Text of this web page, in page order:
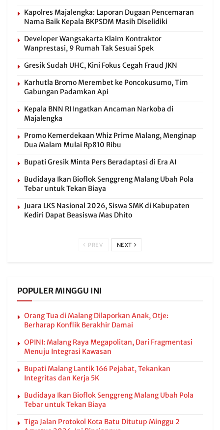
Kapolres Majalengka: Laporan Dugaan Pencemaran
Nama Baik Kepala BKPSDM Masih Diselidiki
Developer Wangsakarta Klaim Kontraktor
Wanprestasi, 9 Rumah Tak Sesuai Spek
Gresik Sudah UHC, Kini Fokus Cegah Fraud JKN
Karhutla Bromo Merembet ke Poncokusumo, Tim
Gabungan Padamkan Api
Kepala BNN RI Ingatkan Ancaman Narkoba di
Majalengka
Promo Kemerdekaan Whiz Prime Malang, Menginap
Dua Malam Mulai Rp810 Ribu
Bupati Gresik Minta Pers Beradaptasi di Era AI
Budidaya Ikan Bioflok Senggreng Malang Ubah Pola
Tebar untuk Tekan Biaya
Juara LKS Nasional 2026, Siswa SMK di Kabupaten
Kediri Dapat Beasiswa Mas Dhito
PREV NEXT
POPULER MINGGU INI
Orang Tua di Malang Dilaporkan Anak, Otje:
Berharap Konflik Berakhir Damai
OPINI: Malang Raya Megapolitan, Dari Fragmentasi
Menuju Integrasi Kawasan
Bupati Malang Lantik 166 Pejabat, Tekankan
Integritas dan Kerja 5K
Budidaya Ikan Bioflok Senggreng Malang Ubah Pola
Tebar untuk Tekan Biaya
Tiga Jalan Protokol Kota Batu Ditutup Minggu 2